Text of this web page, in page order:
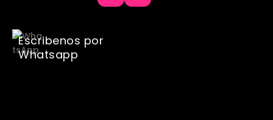
Escribenos por
Whatsapp